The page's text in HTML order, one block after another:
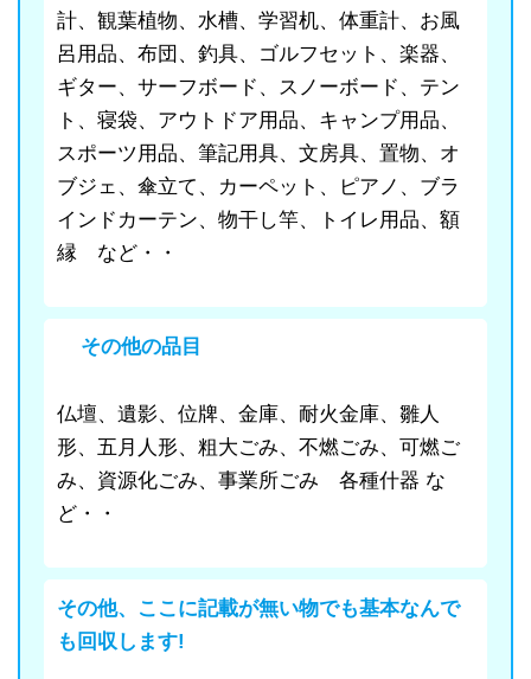
計、観葉植物、水槽、学習机、体重計、お風
呂用品、布団、釣具、ゴルフセット、楽器、
ギター、サーフボード、スノーボード、テン
ト、寝袋、アウトドア用品、キャンプ用品、
スポーツ用品、筆記用具、文房具、置物、オ
ブジェ、傘立て、カーペット、ピアノ、ブラ
インドカーテン、物干し竿、トイレ用品、額
縁 など・・
その他の品目
仏壇、遺影、位牌、金庫、耐火金庫、雛人
形、五月人形、粗大ごみ、不燃ごみ、可燃ご
み、資源化ごみ、事業所ごみ 各種什器 な
ど・・
その他、ここに記載が無い物でも基本なんで
も回収します!